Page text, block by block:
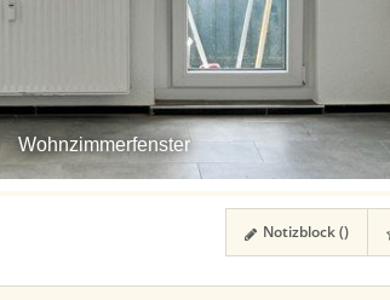
Wohnzimmerfenster
Notizblock ()